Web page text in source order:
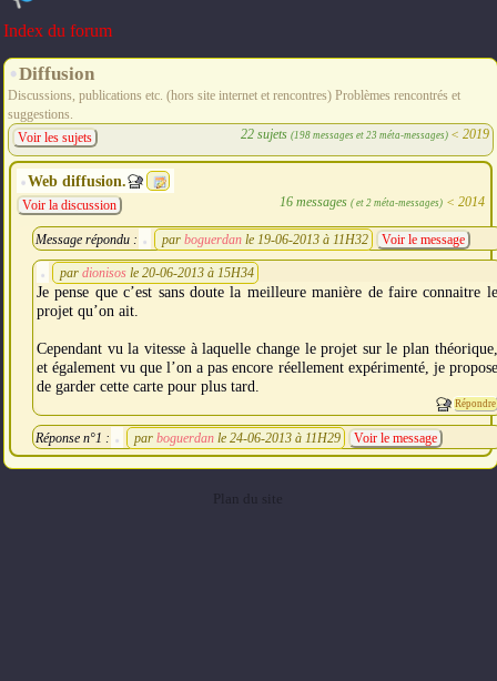
Index du forum
Diffusion
Discussions, publications etc. (hors site internet et rencontres) Problèmes rencontrés et
suggestions.
22 sujets (198 messages et 23 méta-messages) < 2019
Voir les sujets
Web diffusion.
16 messages ( et 2 méta-messages)< 2014
Voir la discussion
Message répondu : par boguerdan le 19-06-2013 à 11H32 Voir le message
par dionisos le 20-06-2013 à 15H34
Je pense que c’est sans doute la meilleure manière de faire connaitre le
projet qu’on ait.
Cependant vu la vitesse à laquelle change le projet sur le plan théorique,
et également vu que l’on a pas encore réellement expérimenté, je propose
de garder cette carte pour plus tard.
Répondre
Réponse n°1 : par boguerdan le 24-06-2013 à 11H29 Voir le message
Plan du site